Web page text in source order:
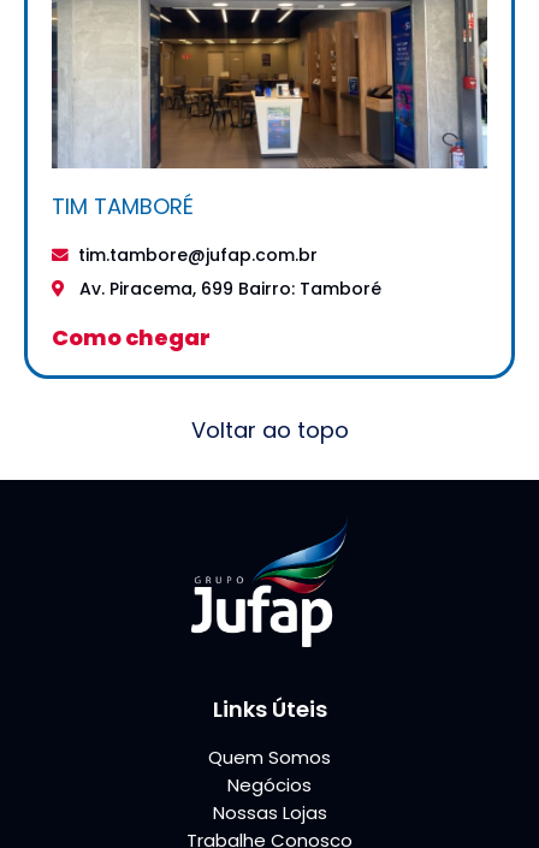
TIM TAMBORÉ
tim.tambore@jufap.com.br
Av. Piracema, 699 Bairro: Tamboré
Como chegar
Voltar ao topo
Links Úteis
Quem Somos
Negócios
Nossas Lojas
Trabalhe Conosco